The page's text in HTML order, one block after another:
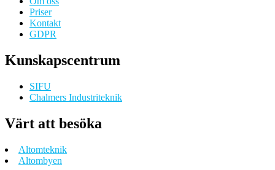
Priser
Kontakt
GDPR
Kunskapscentrum
SIFU
Chalmers Industriteknik
Värt att besöka
Altomteknik
Altombyen